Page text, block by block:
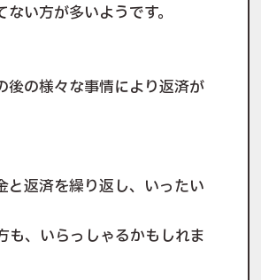
い方が多いようです。
後の様々な事情により返済が
と返済を繰り返し、いったい
も、いらっしゃるかもしれま